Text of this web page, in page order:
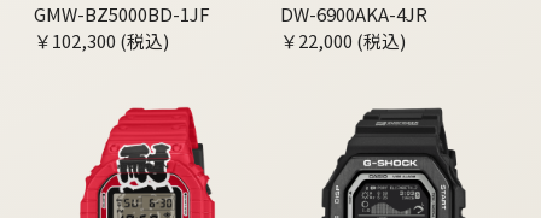
GMW-BZ5000BD-1JF
￥102,300 (税込)
DW-6900AKA-4JR
￥22,000 (税込)